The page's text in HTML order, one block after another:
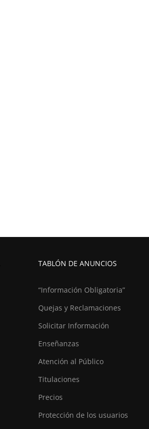
TABLÓN DE ANUNCIOS
“Información Obligatoria”
Quejas y Reclamaciones
Solicitar Información
Enseñanzas
Atención al Público
Titulaciones
Precios
Protección de los usuarios